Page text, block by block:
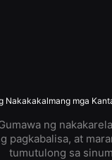
mga
ng
pagkabalisa, at
tumutulong sa